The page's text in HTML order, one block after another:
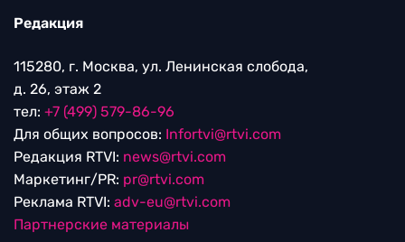
Редакция
115280, г. Москва, ул. Ленинская слобода,
д. 26, этаж 2
тел: +7 (499) 579-86-96
Для общих вопросов: Infortvi@rtvi.com
Редакция RTVI: news@rtvi.com
Маркетинг/PR: pr@rtvi.com
Реклама RTVI: adv-eu@rtvi.com
Партнерские материалы